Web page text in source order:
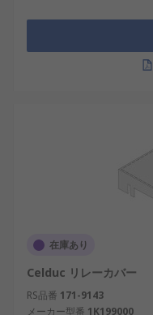
在庫あり
Celduc リレーカバー
RS品番 171-9143
メーカー型番 1K199000